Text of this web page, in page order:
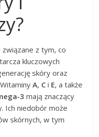
związane z tym, co
kluczowych
skóry oraz
A, C i E, a także
3 mają znaczący
Ich niedobór może
skórnych, w tym